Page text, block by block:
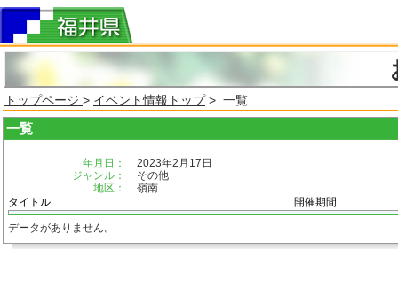
トップページ > イベント情報トップ> 一覧
一覧
年月日：
2023年2月17日
ジャンル：
その他
地区：
嶺南
タイトル
開催期間
データがありません。